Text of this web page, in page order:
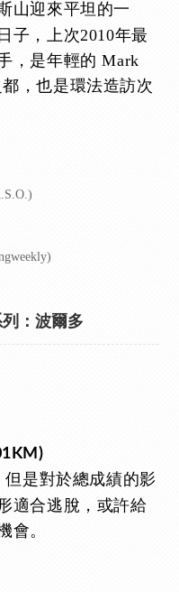
山迎來平坦的一
子，上次2010年最
，是年輕的 Mark
，也是環法造訪次
：波爾多
但是對於總成績的影
適合逃脫，或許給
會。